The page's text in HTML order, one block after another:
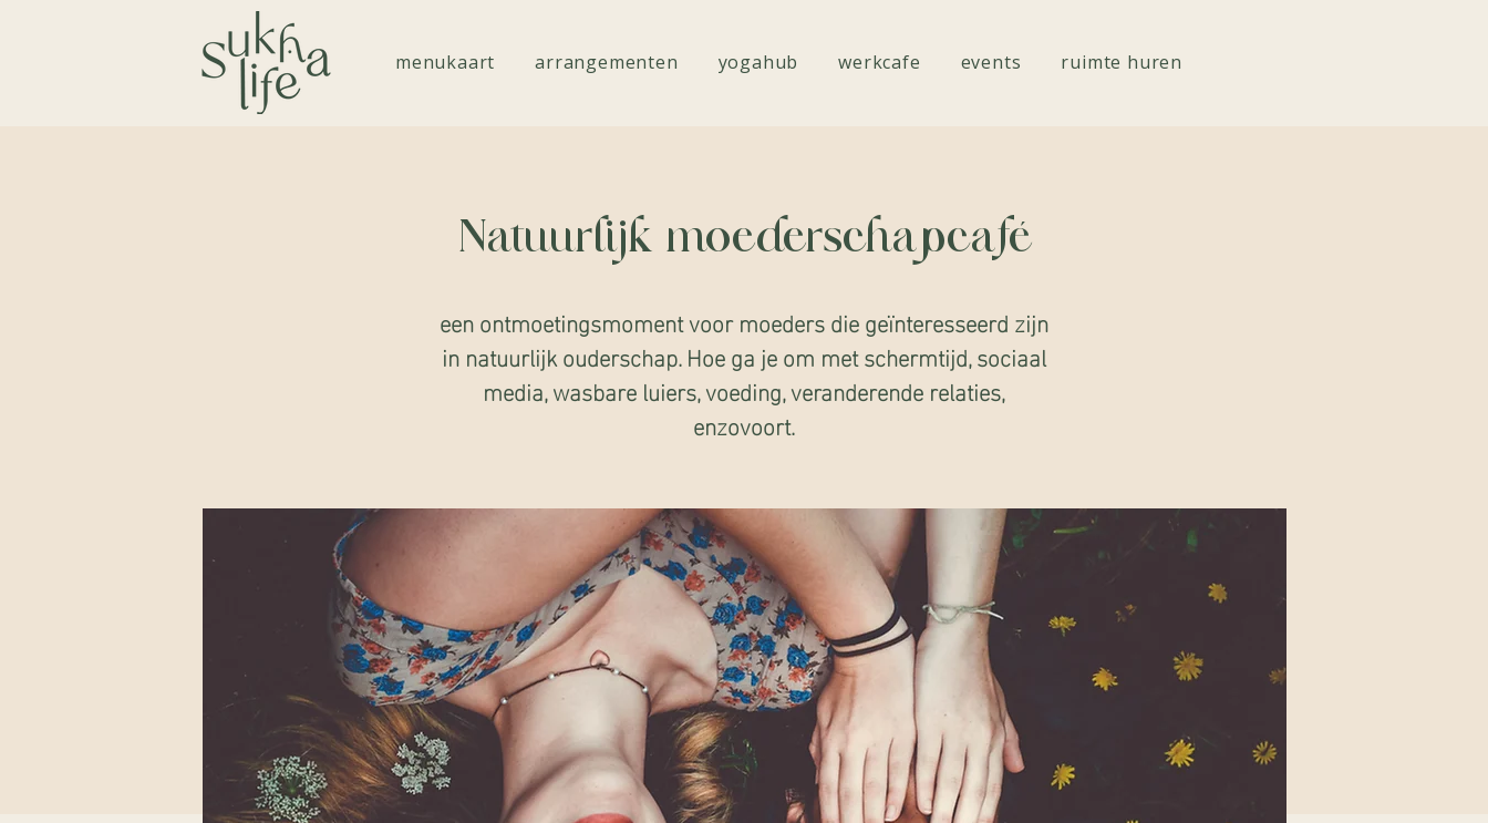
menukaart arrangementen yogahub werkcafe events ruimte huren
Natuurlijk moederschapcafé
een ontmoetingsmoment voor moeders die geïnteresseerd zijn
in natuurlijk ouderschap. Hoe ga je om met schermtijd, sociaal
media, wasbare luiers, voeding, veranderende relaties,
enzovoort.